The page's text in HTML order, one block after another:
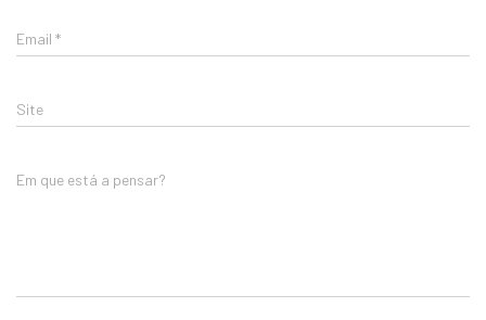
Email *
Site
Em que está a pensar?